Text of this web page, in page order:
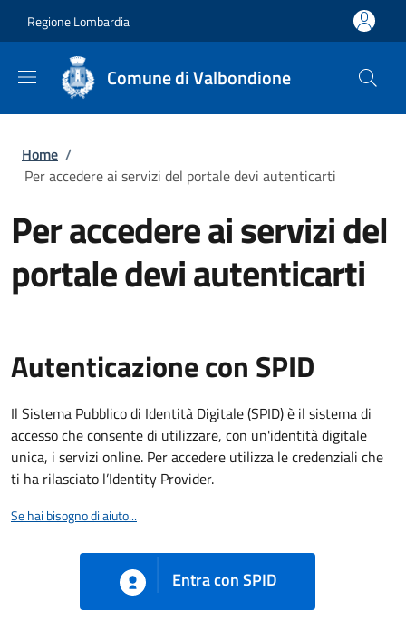
Regione Lombardia
Comune di Valbondione
Briciole di pane
Home /
Per accedere ai servizi del portale devi autenticarti
Per accedere ai servizi del
portale devi autenticarti
Autenticazione con SPID
Il Sistema Pubblico di Identità Digitale (SPID) è il sistema di
accesso che consente di utilizzare, con un'identità digitale
unica, i servizi online. Per accedere utilizza le credenziali che
ti ha rilasciato l’Identity Provider.
Se hai bisogno di aiuto...
Entra con SPID